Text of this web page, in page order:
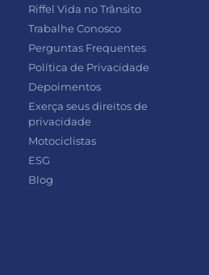
Riffel Vida no Trânsito
Trabalhe Conosco
Perguntas Frequentes
Política de Privacidade
Depoimentos
Exerça seus direitos de
privacidade
Motociclistas
ESG
Blog